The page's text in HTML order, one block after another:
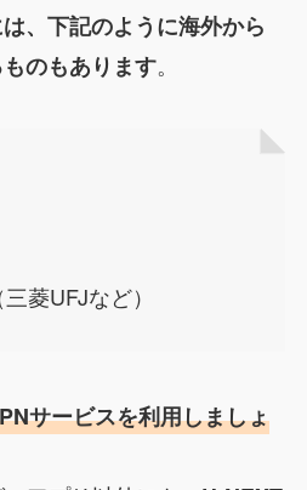
、下記のように海外から
のもあります。
菱UFJなど）
サービスを利用しましょ